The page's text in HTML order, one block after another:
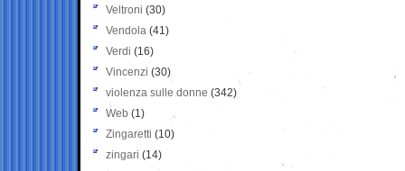
Veltroni (30)
Vendola (41)
Verdi (16)
Vincenzi (30)
violenza sulle donne (342)
Web (1)
Zingaretti (10)
zingari (14)